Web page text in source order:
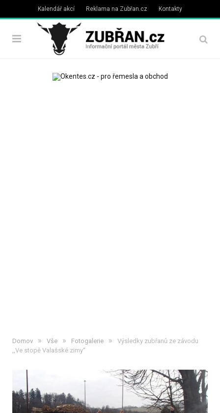
Kalendář akcí Reklama na Zubřan.cz Kontakty
Domov » Vše » Fotogalerie »
Výsledky zubřanů ze závodu
,,Ve stopě Valašské zimy“